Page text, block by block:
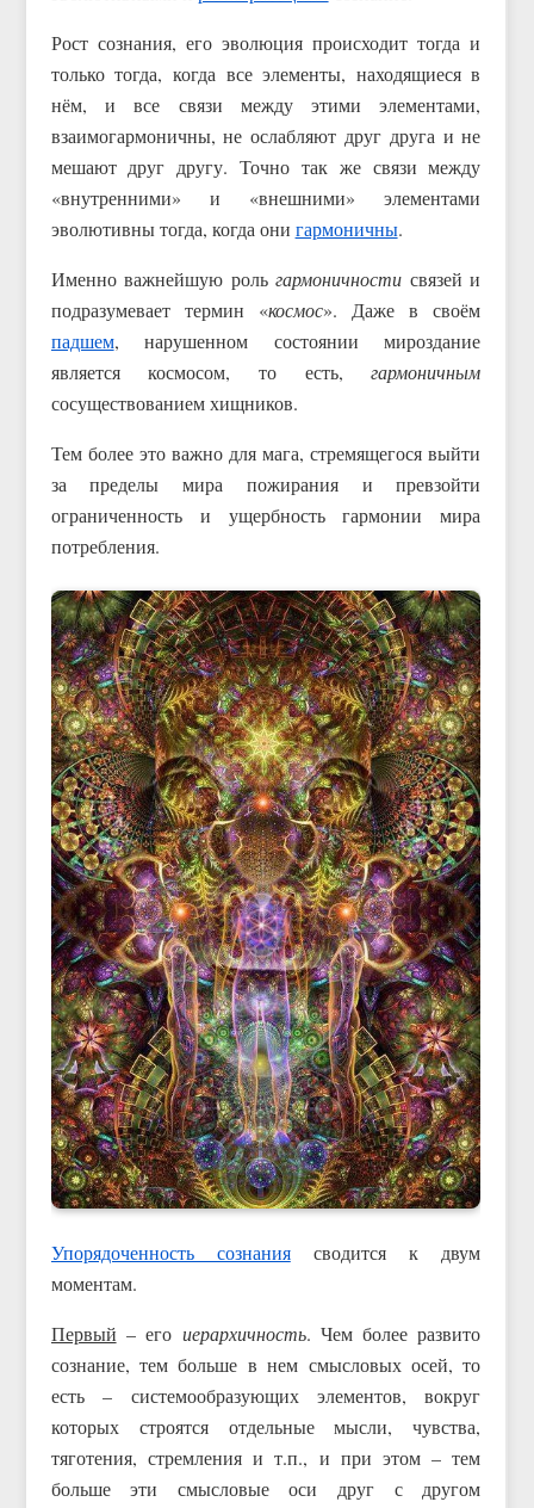
Рост сознания, его эволюция происходит тогда и
только тогда, когда все элементы, находящиеся в
нём, и все связи между этими элементами,
взаимогармоничны, не ослабляют друг друга и не
мешают друг другу. Точно так же связи между
«внутренними» и «внешними» элементами
эволютивны тогда, когда они гармоничны.
Именно важнейшую рольгармоничности связей и
подразумевает термин «космос». Даже в своём
падшем, нарушенном состоянии мироздание
является космосом, то есть,гармоничным
сосуществованием хищников.
Тем более это важно для мага, стремящегося выйти
за пределы мира пожирания и превзойти
ограниченность и ущербность гармонии мира
потребления.
Упорядоченность сознаниясводится к двум
моментам.
Первый – его иерархичность. Чем более развито
сознание, тем больше в нем смысловых осей, то
есть – системообразующих элементов, вокруг
которых строятся отдельные мысли, чувства,
тяготения, стремления и т.п., и при этом – тем
больше эти смысловые оси друг с другом